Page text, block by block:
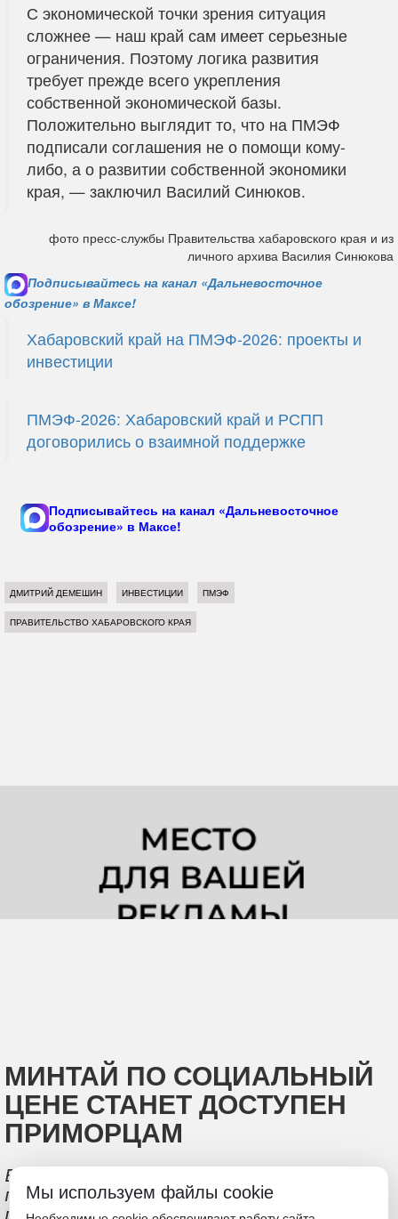
С экономической точки зрения ситуация
сложнее — наш край сам имеет серьезные
ограничения. Поэтому логика развития
требует прежде всего укрепления
собственной экономической базы.
Положительно выглядит то, что на ПМЭФ
подписали соглашения не о помощи кому-
либо, а о развитии собственной экономики
края, — заключил Василий Синюков.
фото пресс-службы Правительства хабаровского края и из
личного архива Василия Синюкова
Подписывайтесь на канал «Дальневосточное
обозрение» в Максе!
Хабаровский край на ПМЭФ-2026: проекты и
инвестиции
ПМЭФ-2026: Хабаровский край и РСПП
договорились о взаимной поддержке
Подписывайтесь на канал «Дальневосточное
обозрение» в Максе!
ДМИТРИЙ ДЕМЕШИН ИНВЕСТИЦИИ ПМЭФ
ПРАВИТЕЛЬСТВО ХАБАРОВСКОГО КРАЯ
МИНТАЙ ПО СОЦИАЛЬНЫЙ
ЦЕНЕ СТАНЕТ ДОСТУПЕН
ПРИМОРЦАМ
В краевом правительстве
прорабатывается увеличение объёма
поставок рыбы
Мы используем файлы cookie